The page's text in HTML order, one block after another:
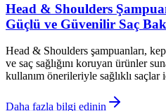
Head & Shoulders
Güçlü ve Güvenilir Saç
Head & Shoulders şampuanları,
ve saç sağlığını koruyan ürünler
kullanım önerileriyle sağlıklı saçlar
Daha fazla bilgi edinin